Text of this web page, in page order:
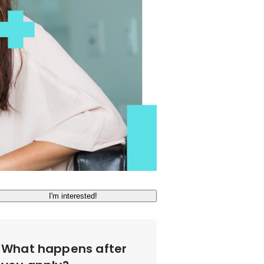
I'm interested!
What happens after